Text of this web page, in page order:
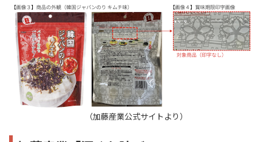
（加藤産業公式サイトより）